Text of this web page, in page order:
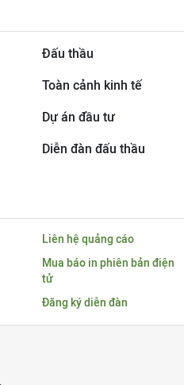
Đấu thầu
Toàn cảnh kinh tế
Dự án đầu tư
Diễn đàn đấu thầu
Liên hệ quảng cáo
Mua báo in phiên bản điện
tử
Đăng ký diễn đàn